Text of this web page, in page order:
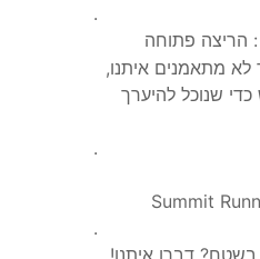
.
הריצה פתוחה
מתאמנים איתנו,
שנוכל להיערך
.
.